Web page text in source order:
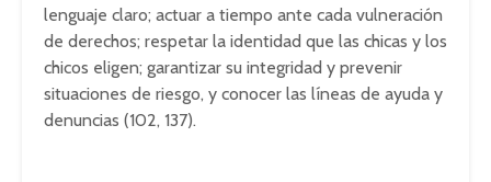
lenguaje claro; actuar a tiempo ante cada vulneración
de derechos; respetar la identidad que las chicas y los
chicos eligen; garantizar su integridad y prevenir
situaciones de riesgo, y conocer las líneas de ayuda y
denuncias (102, 137).